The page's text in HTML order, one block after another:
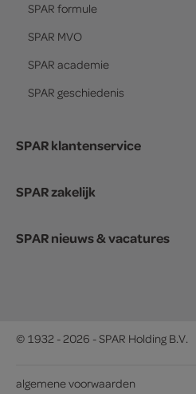
SPAR formule
SPAR MVO
SPAR academie
SPAR geschiedenis
SPAR klantenservice
SPAR zakelijk
SPAR nieuws & vacatures
© 1932 - 2026 - SPAR Holding B.V.
algemene voorwaarden